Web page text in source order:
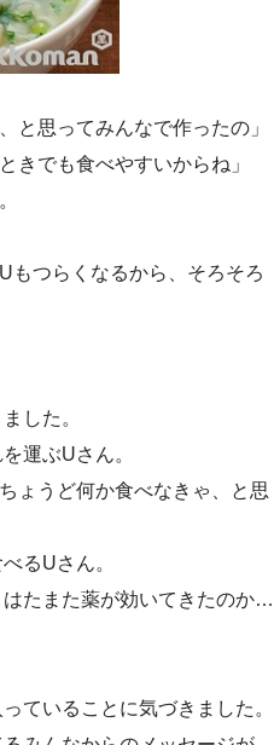
と思ってみんなで作ったの」
きでも食べやすいからね」
もつらくなるから、そろそろ
した。
運ぶUさん。
ょうど何か食べなきゃ、と思
るUさん。
たまた薬が効いてきたのか…
ていることに気づきました。